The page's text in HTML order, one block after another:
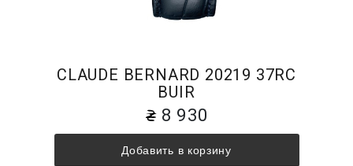
CLAUDE BERNARD 20219 37RC
BUIR
8 930
Добавить в корзину